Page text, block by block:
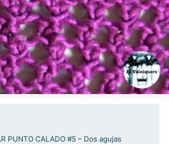
PUNTO CALADO #5 – Dos agujas